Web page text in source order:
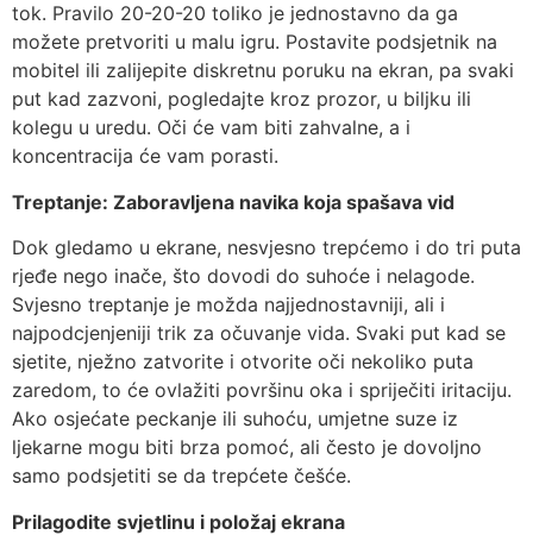
tok. Pravilo 20-20-20 toliko je jednostavno da ga
možete pretvoriti u malu igru. Postavite podsjetnik na
mobitel ili zalijepite diskretnu poruku na ekran, pa svaki
put kad zazvoni, pogledajte kroz prozor, u biljku ili
kolegu u uredu. Oči će vam biti zahvalne, a i
koncentracija će vam porasti.
Treptanje: Zaboravljena navika koja spašava vid
Dok gledamo u ekrane, nesvjesno trepćemo i do tri puta
rjeđe nego inače, što dovodi do suhoće i nelagode.
Svjesno treptanje je možda najjednostavniji, ali i
najpodcjenjeniji trik za očuvanje vida. Svaki put kad se
sjetite, nježno zatvorite i otvorite oči nekoliko puta
zaredom, to će ovlažiti površinu oka i spriječiti iritaciju.
Ako osjećate peckanje ili suhoću, umjetne suze iz
ljekarne mogu biti brza pomoć, ali često je dovoljno
samo podsjetiti se da trepćete češće.
Prilagodite svjetlinu i položaj ekrana